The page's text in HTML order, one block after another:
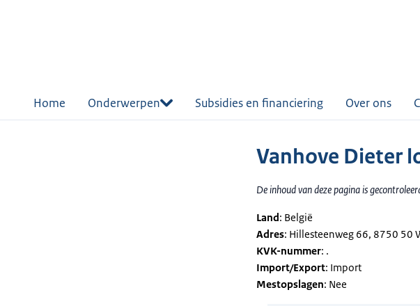
Home Onderwerpen Subsidies en financiering Over ons
Vanhove Dieter
De inhoud van deze pagina is
Land: België
Adres: Hillesteenweg 66, 8750 50
KVK-nummer: .
Import/Export: Import
Mestopslagen: Nee